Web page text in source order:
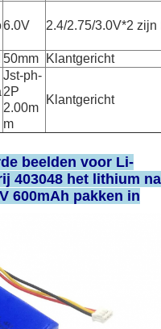
6.0V 2.4/2.75/3.0V*2 zijn
50mm Klantgericht
Jst-ph-
2P
2.00m
m
Klantgericht
beelden voor Li-
403048 het lithium
600mAh pakken in